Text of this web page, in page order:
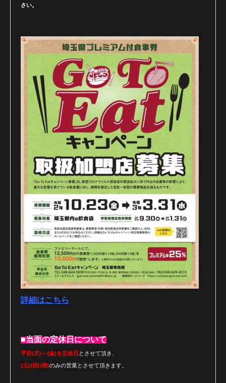
さい。
詳細はこちら
■当面の定休日について
平日(月)～(金)を定休日 とさせて頂き、
(土)(日)(祝)のみの営業とさせて頂きます。